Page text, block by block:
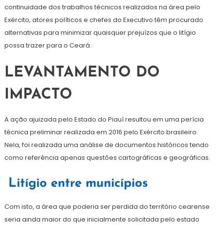
continuidade dos trabalhos técnicos realizados na área pelo
Exército, atores políticos e chefes do Executivo têm procurado
alternativas para minimizar quaisquer prejuízos que o litígio
possa trazer para o Ceará.
LEVANTAMENTO DO
IMPACTO
A ação ajuizada pelo Estado do Piauí resultou em uma perícia
técnica preliminar realizada em 2016 pelo Exército brasileiro.
Nela, foi realizada uma análise de documentos históricos tendo
como referência apenas questões cartográficas e geográficas.
Litígio entre municípios
Com isto, a área que poderia ser perdida do território cearense
seria ainda maior do que inicialmente solicitada pelo estado